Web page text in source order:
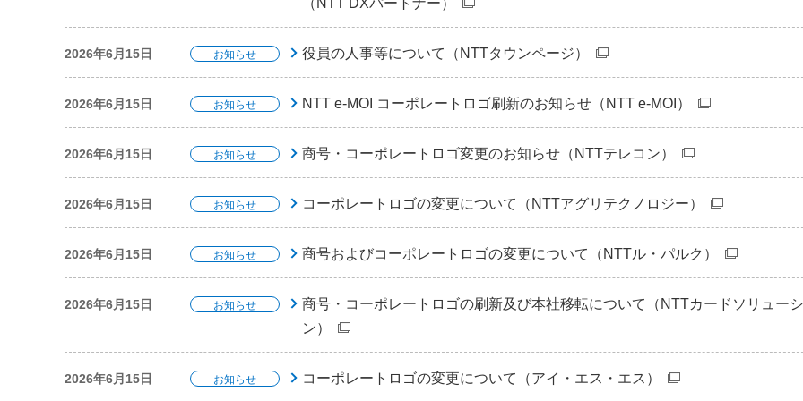
（NTT DXパートナー）
2026年6月15日 お知らせ 役員の人事等について（NTTタウンページ）
2026年6月15日 お知らせ NTT e-MOI コーポレートロゴ刷新のお知らせ（NTT e-MOI）
2026年6月15日 お知らせ 商号・コーポレートロゴ変更のお知らせ（NTTテレコン）
2026年6月15日 お知らせ コーポレートロゴの変更について（NTTアグリテクノロジー）
2026年6月15日 お知らせ 商号およびコーポレートロゴの変更について（NTTル・パルク）
2026年6月15日 お知らせ
商号・コーポレートロゴの刷新及び本社移転について（NTTカードソリュー
ン）
2026年6月15日 お知らせ コーポレートロゴの変更について（アイ・エス・エス）